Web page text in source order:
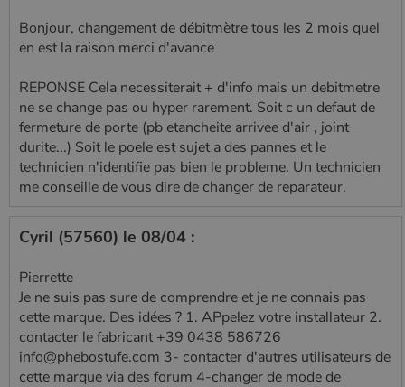
Bonjour, changement de débitmètre tous les 2 mois quel
en est la raison merci d'avance
REPONSE Cela necessiterait + d'info mais un debitmetre
ne se change pas ou hyper rarement. Soit c un defaut de
fermeture de porte (pb etancheite arrivee d'air , joint
durite...) Soit le poele est sujet a des pannes et le
technicien n'identifie pas bien le probleme. Un technicien
me conseille de vous dire de changer de reparateur.
Cyril (57560) le 08/04 :
Pierrette
Je ne suis pas sure de comprendre et je ne connais pas
cette marque. Des idées ? 1. APpelez votre installateur 2.
contacter le fabricant +39 0438 586726
info@phebostufe.com 3- contacter d'autres utilisateurs de
cette marque via des forum 4-changer de mode de